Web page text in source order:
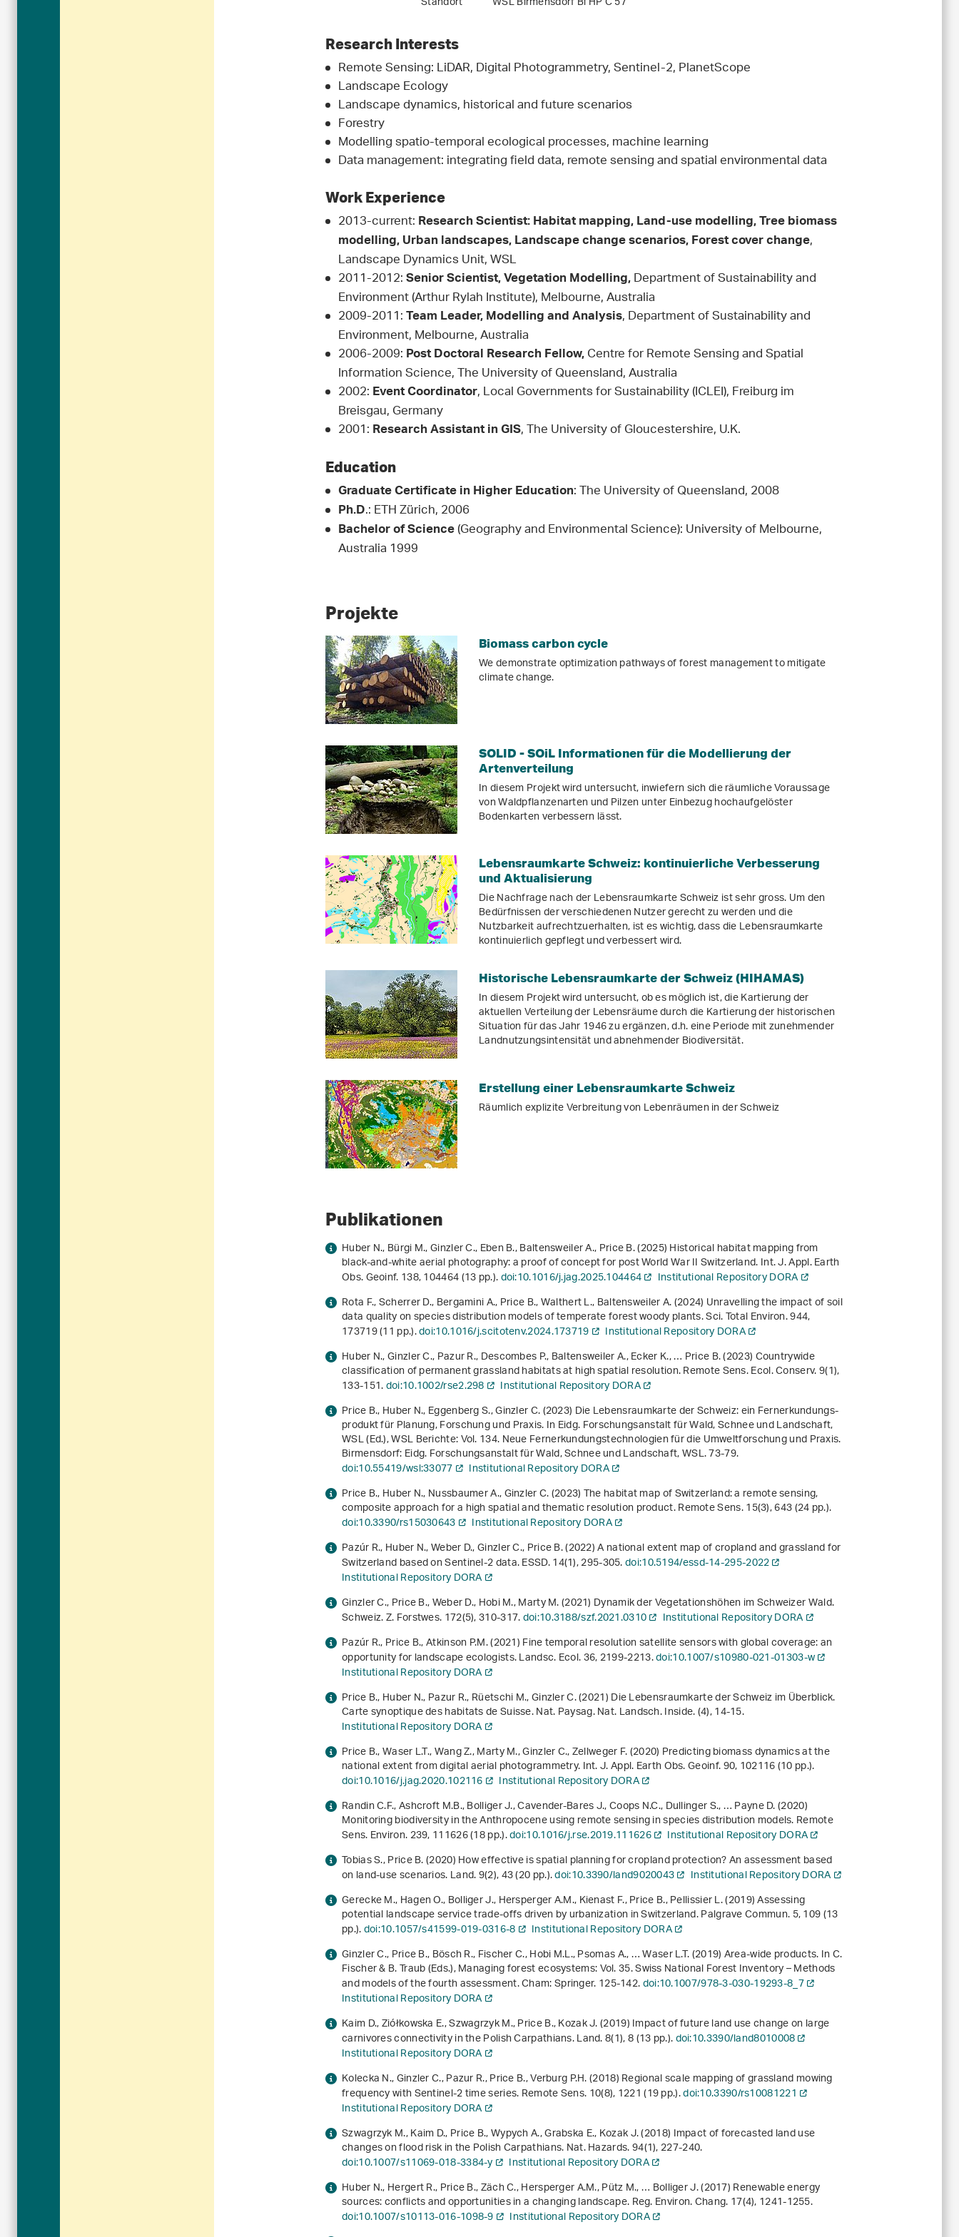
Research Interests
Remote Sensing: LiDAR, Digital Photogrammetry, Sentinel-2, PlanetScope
Landscape Ecology
Landscape dynamics, historical and future scenarios
Forestry
Modelling spatio-temporal ecological processes, machine learning
Data management: integrating field data, remote sensing and spatial environmental data
Work Experience
2013-current:Research Scientist: Habitat mapping, Land-use modelling, Tree biomass
modelling, Urban landscapes, Landscape change scenarios, Forest cover change,
Landscape Dynamics Unit, WSL
2011-2012:Senior Scientist, Vegetation Modelling,Department of Sustainability and
Environment (Arthur Rylah Institute), Melbourne, Australia
2009-2011:Team Leader, Modelling and Analysis, Department of Sustainability and
Environment, Melbourne, Australia
2006-2009:Post Doctoral Research Fellow,Centre for Remote Sensing and Spatial
Information Science, The University of Queensland, Australia
2002:Event Coordinator, Local Governments for Sustainability (ICLEI), Freiburg im
Breisgau, Germany
2001:Research Assistant in GIS, The University of Gloucestershire, U.K.
Education
Graduate Certificate in Higher Education: The University of Queensland, 2008
Ph.D.: ETH Zürich, 2006
Bachelor of Science(Geography and Environmental Science): University of Melbourne,
Australia 1999
Projekte
Biomass carbon cycle
We demonstrate optimization pathways of forest management to mitigate
climate change.
SOLID - SOiL Informationen für die Modellierung der
Artenverteilung
In diesem Projekt wird untersucht, inwiefern sich die räumliche Voraussage
von Waldpflanzenarten und Pilzen unter Einbezug hochaufgelöster
Bodenkarten verbessern lässt.
Lebensraumkarte Schweiz: kontinuierliche Verbesserung
und Aktualisierung
Die Nachfrage nach der Lebensraumkarte Schweiz ist sehr gross. Um den
Bedürfnissen der verschiedenen Nutzer gerecht zu werden und die
Nutzbarkeit aufrechtzuerhalten, ist es wichtig, dass die Lebensraumkarte
kontinuierlich gepflegt und verbessert wird.
Historische Lebensraumkarte der Schweiz (HIHAMAS)
In diesem Projekt wird untersucht, ob es möglich ist, die Kartierung der
aktuellen Verteilung der Lebensräume durch die Kartierung der historischen
Situation für das Jahr 1946 zu ergänzen, d.h. eine Periode mit zunehmender
Landnutzungsintensität und abnehmender Biodiversität.
Erstellung einer Lebensraumkarte Schweiz
Räumlich explizite Verbreitung von Lebenräumen in der Schweiz
Publikationen
Huber N., Bürgi M., Ginzler C., Eben B., Baltensweiler A., Price B. (2025) Historical habitat mapping from
black-and-white aerial photography: a proof of concept for post World War II Switzerland. Int. J. Appl. Earth
Obs. Geoinf.138, 104464 (13 pp.).doi:10.1016/j.jag.2025.104464
Institutional Repository DORA
Rota F., Scherrer D., Bergamini A., Price B., Walthert L., Baltensweiler A. (2024) Unravelling the impact of soil
data quality on species distribution models of temperate forest woody plants. Sci. Total Environ.944,
173719 (11 pp.).doi:10.1016/j.scitotenv.2024.173719
Institutional Repository DORA
Huber N., Ginzler C., Pazur R., Descombes P., Baltensweiler A., Ecker K., … Price B. (2023) Countrywide
classification of permanent grassland habitats at high spatial resolution. Remote Sens. Ecol. Conserv.9(1),
133-151.doi:10.1002/rse2.298
Institutional Repository DORA
Price B., Huber N., Eggenberg S., Ginzler C. (2023)Die Lebensraumkarte der Schweiz: ein Fernerkundungs­
produkt für Planung, Forschung und Praxis. In Eidg. Forschungsanstalt für Wald, Schnee und Landschaft,
WSL (Ed.),WSL Berichte: Vol. 134.Neue Fernerkundungs­technologien für die Umweltforschung und Praxis.
Birmensdorf: Eidg. Forschungsanstalt für Wald, Schnee und Landschaft, WSL. 73-79.
doi:10.55419/wsl:33077
Institutional Repository DORA
Price B., Huber N., Nussbaumer A., Ginzler C. (2023) The habitat map of Switzerland: a remote sensing,
composite approach for a high spatial and thematic resolution product. Remote Sens.15(3), 643 (24 pp.).
doi:10.3390/rs15030643
Institutional Repository DORA
Pazúr R., Huber N., Weber D., Ginzler C., Price B. (2022) A national extent map of cropland and grassland for
Switzerland based on Sentinel-2 data. ESSD.14(1), 295-305.doi:10.5194/essd-14-295-2022
Institutional Repository DORA
Ginzler C., Price B., Weber D., Hobi M., Marty M. (2021) Dynamik der Vegetationshöhen im Schweizer Wald.
Schweiz. Z. Forstwes.172(5), 310-317.doi:10.3188/szf.2021.0310
Institutional Repository DORA
Pazúr R., Price B., Atkinson P.M. (2021) Fine temporal resolution satellite sensors with global coverage: an
opportunity for landscape ecologists. Landsc. Ecol.36, 2199-2213.doi:10.1007/s10980-021-01303-w
Institutional Repository DORA
Price B., Huber N., Pazur R., Rüetschi M., Ginzler C. (2021) Die Lebensraumkarte der Schweiz im Überblick.
Carte synoptique des habitats de Suisse. Nat. Paysag. Nat. Landsch. Inside. (4), 14-15.
Institutional Repository DORA
Price B., Waser L.T., Wang Z., Marty M., Ginzler C., Zellweger F. (2020) Predicting biomass dynamics at the
national extent from digital aerial photogrammetry. Int. J. Appl. Earth Obs. Geoinf.90, 102116 (10 pp.).
doi:10.1016/j.jag.2020.102116
Institutional Repository DORA
Randin C.F., Ashcroft M.B., Bolliger J., Cavender-Bares J., Coops N.C., Dullinger S., … Payne D. (2020)
Monitoring biodiversity in the Anthropocene using remote sensing in species distribution models. Remote
Sens. Environ.239, 111626 (18 pp.).doi:10.1016/j.rse.2019.111626
Institutional Repository DORA
Tobias S., Price B. (2020) How effective is spatial planning for cropland protection? An assessment based
on land-use scenarios. Land.9(2), 43 (20 pp.).doi:10.3390/land9020043
Institutional Repository DORA
Gerecke M., Hagen O., Bolliger J., Hersperger A.M., Kienast F., Price B., Pellissier L. (2019) Assessing
potential landscape service trade-offs driven by urbanization in Switzerland. Palgrave Commun.5, 109 (13
pp.).doi:10.1057/s41599-019-0316-8
Institutional Repository DORA
Ginzler C., Price B., Bösch R., Fischer C., Hobi M.L., Psomas A., … Waser L.T. (2019) Area-wide products. In C.
Fischer & B. Traub (Eds.),Managing forest ecosystems: Vol. 35.Swiss National Forest Inventory – Methods
and models of the fourth assessment. Cham: Springer. 125-142.doi:10.1007/978-3-030-19293-8_7
Institutional Repository DORA
Kaim D., Ziółkowska E., Szwagrzyk M., Price B., Kozak J. (2019) Impact of future land use change on large
carnivores connectivity in the Polish Carpathians. Land.8(1), 8 (13 pp.).doi:10.3390/land8010008
Institutional Repository DORA
Kolecka N., Ginzler C., Pazur R., Price B., Verburg P.H. (2018) Regional scale mapping of grassland mowing
frequency with Sentinel-2 time series. Remote Sens.10(8), 1221 (19 pp.).doi:10.3390/rs10081221
Institutional Repository DORA
Szwagrzyk M., Kaim D., Price B., Wypych A., Grabska E., Kozak J. (2018) Impact of forecasted land use
changes on flood risk in the Polish Carpathians. Nat. Hazards.94(1), 227-240.
doi:10.1007/s11069-018-3384-y
Institutional Repository DORA
Huber N., Hergert R., Price B., Zäch C., Hersperger A.M., Pütz M., … Bolliger J. (2017) Renewable energy
sources: conflicts and opportunities in a changing landscape. Reg. Environ. Chang.17(4), 1241-1255.
doi:10.1007/s10113-016-1098-9
Institutional Repository DORA